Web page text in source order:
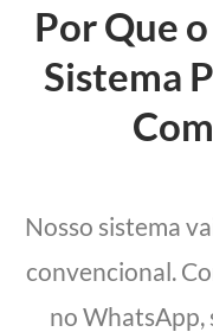
Por Que
Sistema
Nosso sistema
convencional.
no WhatsApp,